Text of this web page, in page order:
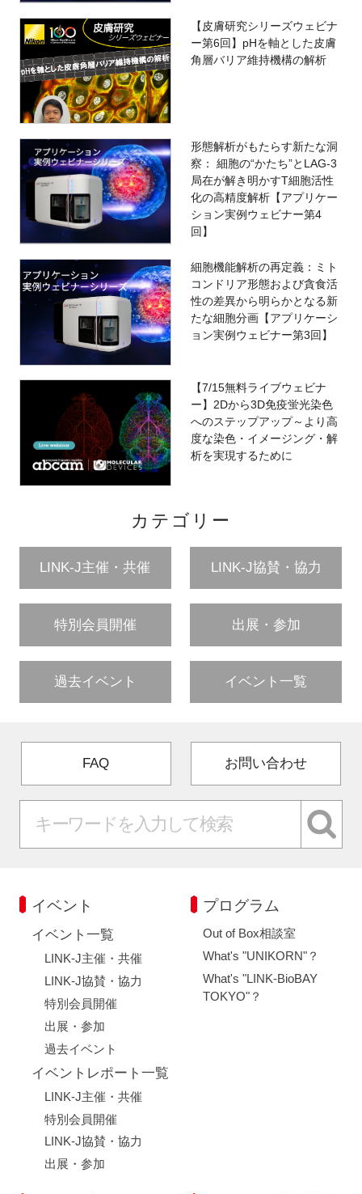
【皮膚研究シリーズウェビナ
ー第6回】pHを軸とした皮膚
角層バリア維持機構の解析
形態解析がもたらす新たな洞
察： 細胞の“かたち”とLAG-3
局在が解き明かすT細胞活性
化の高精度解析【アプリケー
ション実例ウェビナー第4
回】
細胞機能解析の再定義：ミト
コンドリア形態および貪食活
性の差異から明らかとなる新
たな細胞分画【アプリケーシ
ョン実例ウェビナー第3回】
【7/15無料ライブウェビナ
ー】2Dから3D免疫蛍光染色
へのステップアップ～より高
度な染色・イメージング・解
析を実現するために
カテゴリー
LINK-J主催・共催 LINK-J協賛・協力
特別会員開催 出展・参加
過去イベント イベント一覧
FAQ お問い合わせ
イベント
イベント一覧
LINK-J主催・共催
LINK-J協賛・協力
特別会員開催
出展・参加
過去イベント
イベントレポート一覧
LINK-J主催・共催
特別会員開催
LINK-J協賛・協力
出展・参加
プログラム
Out of Box相談室
What's "UNIKORN"？
What's "LINK-BioBAY
TOKYO"？